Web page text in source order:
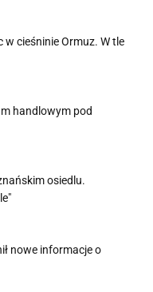
cieśninie Ormuz. W tle
handlowym pod
osiedlu.
nowe informacje o